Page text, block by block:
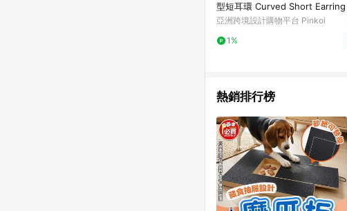
型短耳環 Curved Short Earring
亞洲跨境設計購物平台 Pinkoi
1%
熱銷排行榜